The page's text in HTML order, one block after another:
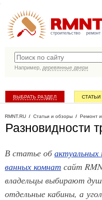
строительство ремонт
Например, деревянные двери
ВЫБРАТЬ РАЗДЕЛ СТАТЬИ
RMNT.RU / Статьи и обзоры / Ремонт и
Разновидности
В статье об
ванных комнат сайт
владельцы выбирают
отдельные кабины, а